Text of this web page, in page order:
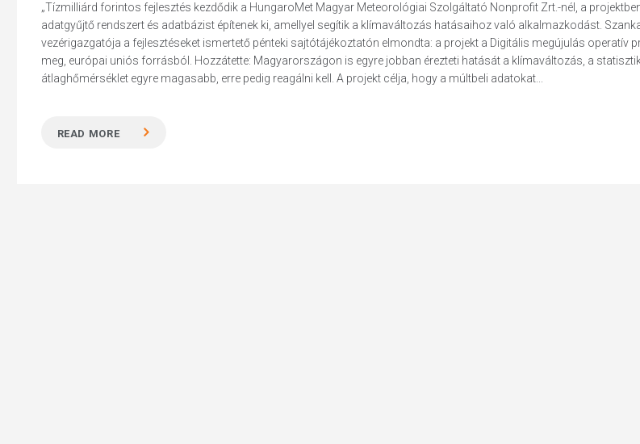
„Tízmilliárd forintos fejlesztés kezdődik a HungaroMet Magyar Meteorológiai Szolgáltató Nonprofit Zrt.-nél, a
adatgyűjtő rendszert és adatbázist építenek ki, amellyel segítik a klímaváltozás hatásaihoz való alkalmazkodást.
vezérigazgatója a fejlesztéseket ismertető pénteki sajtótájékoztatón elmondta: a projekt a Digitális megújulás operatív
meg, európai uniós forrásból. Hozzátette: Magyarországon is egyre jobban érezteti hatását a klímaváltozás, a
átlaghőmérséklet egyre magasabb, erre pedig reagálni kell. A projekt célja, hogy a múltbeli adatokat...
READ MORE